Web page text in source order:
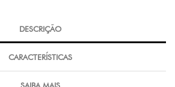
DESCRIÇÃO
CARACTERÍSTICAS